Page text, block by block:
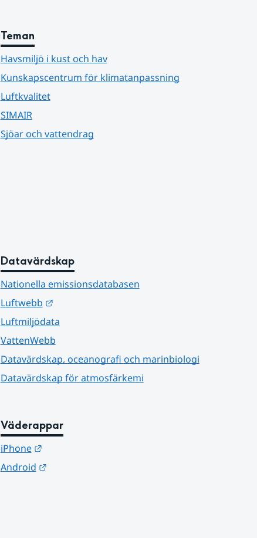
Teman
Havsmiljö i kust och hav
Kunskapscentrum för klimatanpassning
Luftkvalitet
SIMAIR
Sjöar och vattendrag
Datavärdskap
Nationella emissionsdatabasen
Luftwebb
Länk till annan webbplats.
Luftmiljödata
VattenWebb
Datavärdskap, oceanografi och marinbiologi
Datavärdskap för atmosfärkemi
Väderappar
iPhone
Länk till annan webbplats.
Android
Länk till annan webbplats.